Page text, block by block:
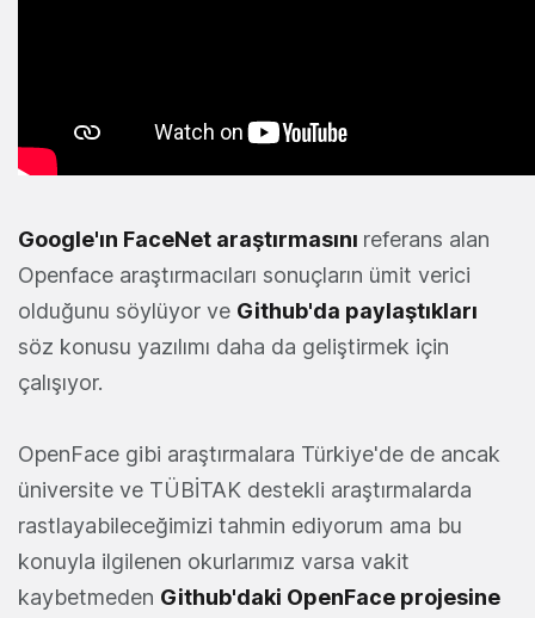
Google'ın FaceNet araştırmasını referans alan
Openface araştırmacıları sonuçların ümit verici
olduğunu söylüyor ve Github'da paylaştıkları
söz konusu yazılımı daha da geliştirmek için
çalışıyor.
OpenFace gibi araştırmalara Türkiye'de de ancak
üniversite ve TÜBİTAK destekli araştırmalarda
rastlayabileceğimizi tahmin ediyorum ama bu
konuyla ilgilenen okurlarımız varsa vakit
kaybetmeden Github'daki OpenFace projesine